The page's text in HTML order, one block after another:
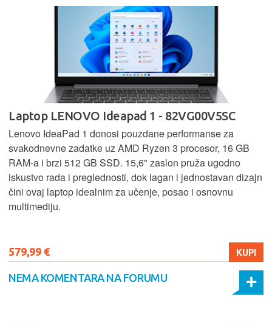
Laptop LENOVO Ideapad 1 - 82VG00V5SC
Lenovo IdeaPad 1 donosi pouzdane performanse za
svakodnevne zadatke uz AMD Ryzen 3 procesor, 16 GB
RAM-a i brzi 512 GB SSD. 15,6" zaslon pruža ugodno
iskustvo rada i preglednosti, dok lagan i jednostavan dizajn
čini ovaj laptop idealnim za učenje, posao i osnovnu
multimediju.
579,99 € KUPI
NEMA KOMENTARA NA FORUMU